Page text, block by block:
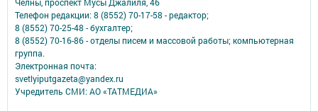
Телефон редакции: 8 (8552) 70-17-58 - редактор;
8 (8552) 70-25-48 - бухгалтер;
8 (8552) 70-16-86 - отделы писем и массовой работы; компьютерная
группа.
Электронная почта:
svetlyiputgazeta@yandex.ru
Учредитель СМИ: АО «ТАТМЕДИА»